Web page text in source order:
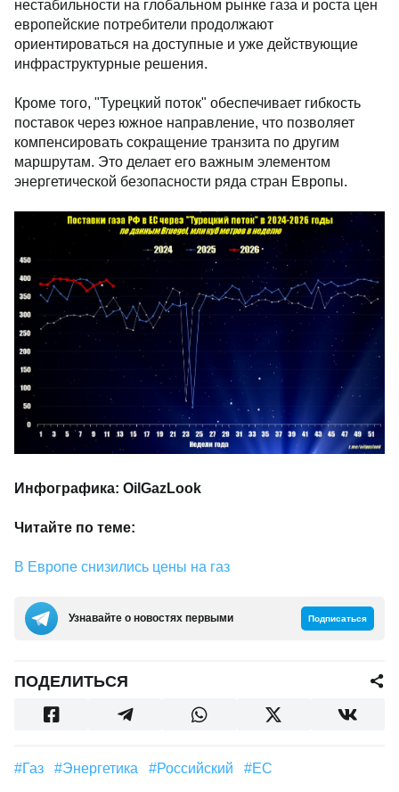
нестабильности на глобальном рынке газа и роста цен
европейские потребители продолжают
ориентироваться на доступные и уже действующие
инфраструктурные решения.
Кроме того, "Турецкий поток" обеспечивает гибкость
поставок через южное направление, что позволяет
компенсировать сокращение транзита по другим
маршрутам. Это делает его важным элементом
энергетической безопасности ряда стран Европы.
Инфографика: OilGazLook
Читайте по теме:
В Европе снизились цены на газ
Узнавайте о новостях первыми Подписаться
ПОДЕЛИТЬСЯ
#газ #Энергетика #российский #ЕС